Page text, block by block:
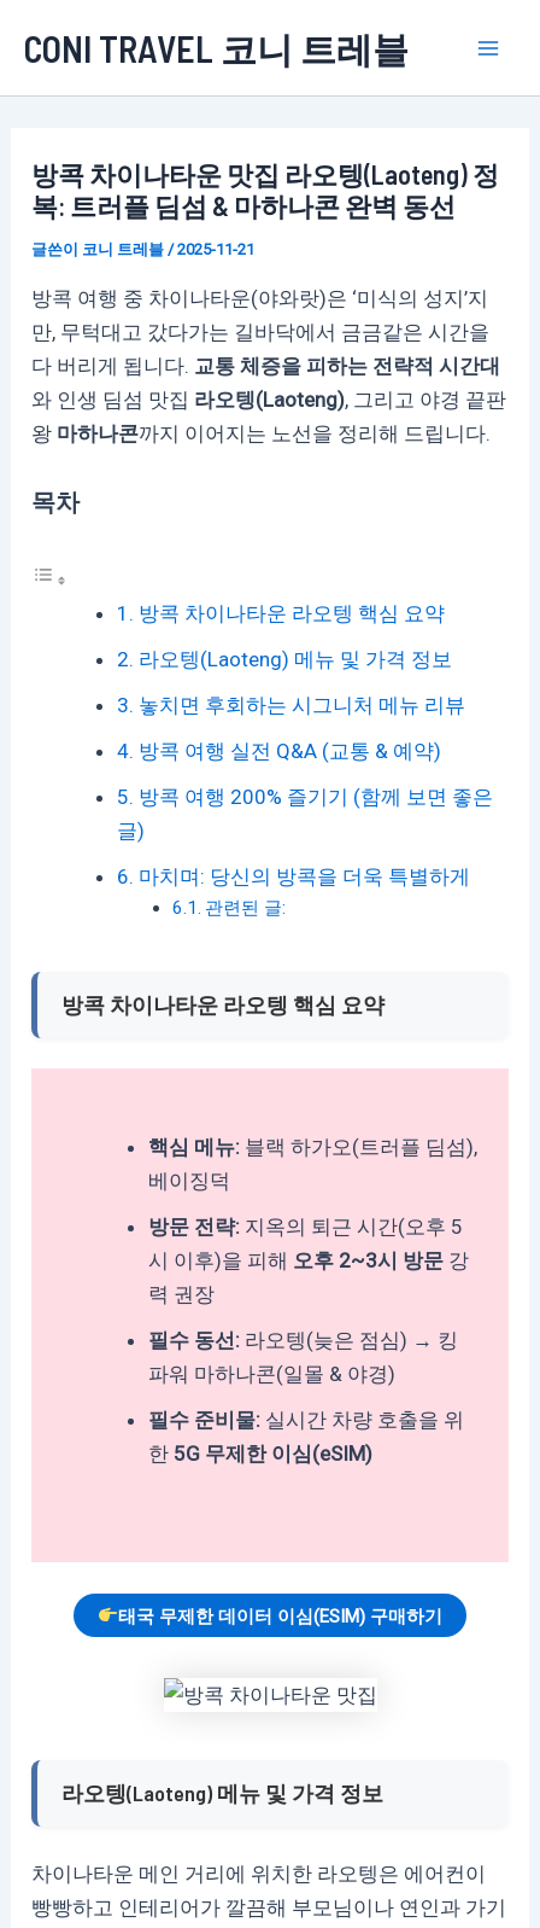
CONI TRAVEL 코니 트레블
방콕 차이나타운 맛집 라오텡(Laoteng) 정
복: 트러플 딤섬 & 마하나콘 완벽 동선
글쓴이 코니 트레블/2025-11-21
방콕 여행 중 차이나타운(야와랏)은 ‘미식의 성지’지
만, 무턱대고 갔다가는 길바닥에서 금금같은 시간을
다 버리게 됩니다. 교통 체증을 피하는 전략적 시간대
와 인생 딤섬 맛집 라오텡(Laoteng), 그리고 야경 끝판
왕 마하나콘까지 이어지는 노선을 정리해 드립니다.
목차
방콕 차이나타운 라오텡 핵심 요약
라오텡(Laoteng) 메뉴 및 가격 정보
놓치면 후회하는 시그니처 메뉴 리뷰
방콕 여행 실전 Q&A (교통 & 예약)
방콕 여행 200% 즐기기 (함께 보면 좋은
글)
마치며: 당신의 방콕을 더욱 특별하게
관련된 글:
방콕 차이나타운 라오텡 핵심 요약
핵심 메뉴:블랙 하가오(트러플 딤섬),
베이징덕
방문 전략:지옥의 퇴근 시간(오후 5
시 이후)을 피해 오후 2~3시 방문강
력 권장
필수 동선:라오텡(늦은 점심) → 킹
파워 마하나콘(일몰 & 야경)
필수 준비물:실시간 차량 호출을 위
한 5G 무제한 이심(eSIM)
태국 무제한 데이터 이심(eSIM) 구매하기
라오텡(Laoteng) 메뉴 및 가격 정보
차이나타운 메인 거리에 위치한 라오텡은 에어컨이
빵빵하고 인테리어가 깔끔해 부모님이나 연인과 가기